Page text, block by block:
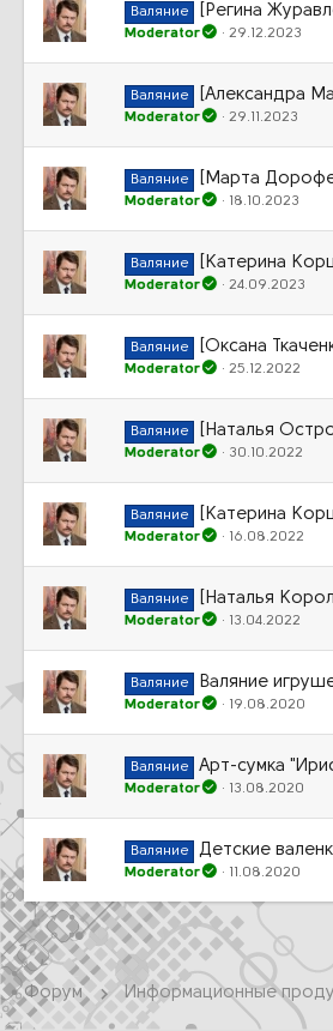
Валяние [Регина
Moderator 29.12.2023
Валяние [Александра
Moderator 29.11.2023
Валяние [Марта
Moderator 18.10.2023
Валяние [Катерина
Moderator 24.09.2023
Валяние [Оксана
Moderator 25.12.2022
Валяние [Наталья
Moderator 30.10.2022
Валяние [Катерина
Moderator 16.08.2022
Валяние [Наталья
Moderator 13.04.2022
Валяние Валяние
Moderator 19.08.2020
Валяние Арт-сумка
Moderator 13.08.2020
Валяние Детские
Moderator 11.08.2020
Форум Информационные